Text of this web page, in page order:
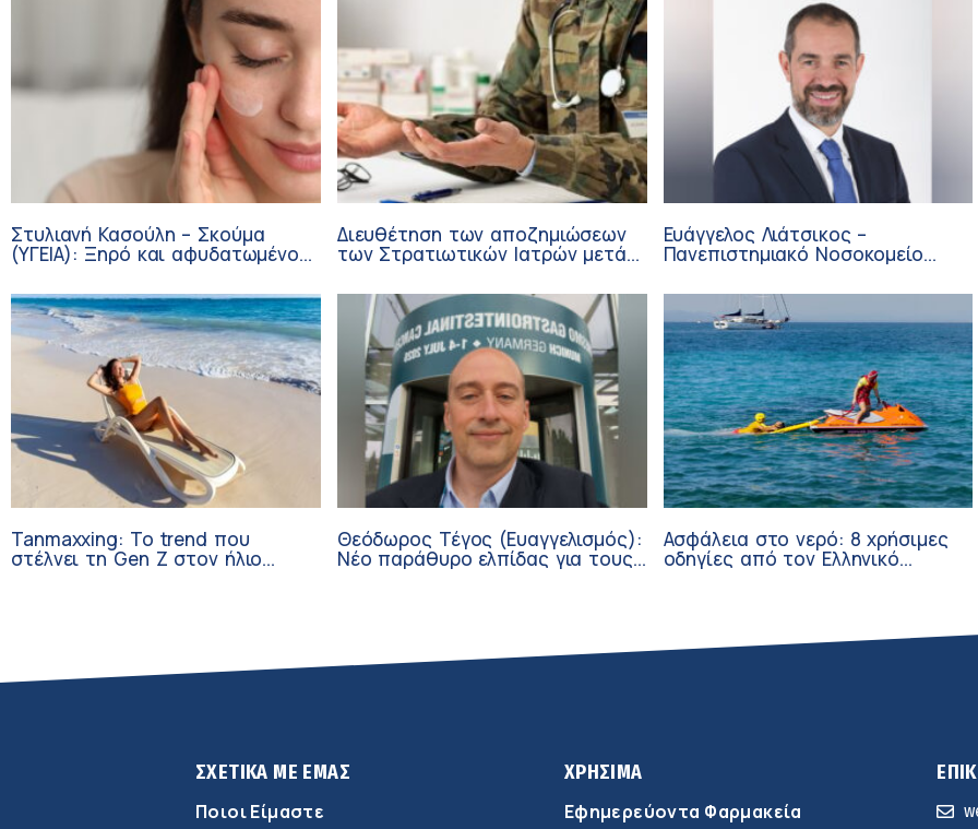
Στυλιανή Κασούλη – Σκούμα
(ΥΓΕΙΑ): Ξηρό και αφυδατωμένο
Διευθέτηση των αποζημιώσεων
των Στρατιωτικών Ιατρών μετά
Ευάγγελος Λιάτσικος –
Πανεπιστημιακό Νοσοκομείο
Tanmaxxing: To trend που
στέλνει τη Gen Z στον ήλιο
Θεόδωρος Τέγος (Ευαγγελισμός):
Νέο παράθυρο ελπίδας για τους
Ασφάλεια στο νερό: 8 χρήσιμες
οδηγίες από τον Ελληνικό
ΣΧΕΤΙΚΑ ΜΕ ΕΜΑΣ
Ποιοι Είμαστε
ΧΡΗΣΙΜΑ
Εφημερεύοντα Φαρμακεία